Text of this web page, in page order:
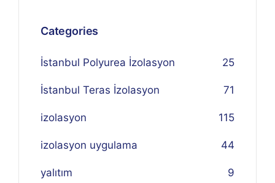
Categories
İstanbul Polyurea İzolasyon 25
İstanbul Teras İzolasyon 71
izolasyon 115
izolasyon uygulama 44
yalıtım 9